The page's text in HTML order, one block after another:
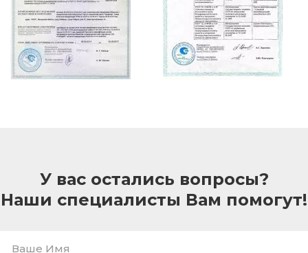
У вас остались вопросы?
Наши специалисты Вам помогут!